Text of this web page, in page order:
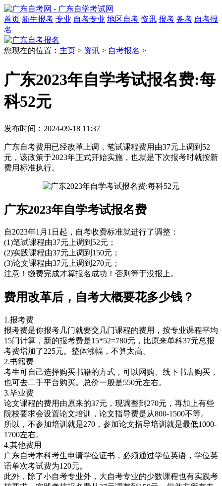
首页 新生报考 专业 自考专业 地区自考 资讯 报考 备考 自考报
名
您现在的位置： 主页 > 资讯 > 自考报名 >
广东2023年自学考试报名费:每
科52元
发布时间：2024-09-18 11:37
广东自考费用已经改革上调，笔试课程费用由37元上调到52
元，该政策于2023年正式开始实施，也就是下次报考时就按新
费用标准执行。
广东2023年自学考试报名费
自2023年1月1日起，自考收费标准就进行了调整：
(1)笔试课程由37元上调到52元；
(2)实践课程由37元上调到150元；
(3)论文课程由37元上调到270元；
注意！缴费完成才算报名成功！否则等于没报上。
费用改革后，自考大概要花多少钱？
1.报考费
报考费是你报考几门就要交几门课程的费用，按专业课程平均
15门计算，新的报考费是15*52=780元，比原来单科37元总报
考费增加了225元。整体涨幅，不算太高。
2.书籍费
考生可自己选择购买书籍的方式，可以网购、线下书店购买，
也可去二手平台购买。总价一般是550元左右。
3.毕业费
论文课程的费用由原来的37元，现调整到270元，再加上有些
院校要求会设置论文培训，论文指导费是从800-1500不等。
所以，不参加培训就是270，参加论文指导培训就是最低1000-
1700左右。
4.其他费用
广东自考本科考生申请学位证书，必须通过学位英语，学位英
语单次考试费为120元。
此外，除了小自考专业外，大自考专业的少数课程也有实践考